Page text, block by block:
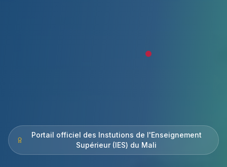
Portail officiel des Instutions de l'Enseignement
Supérieur (IES) du Mali